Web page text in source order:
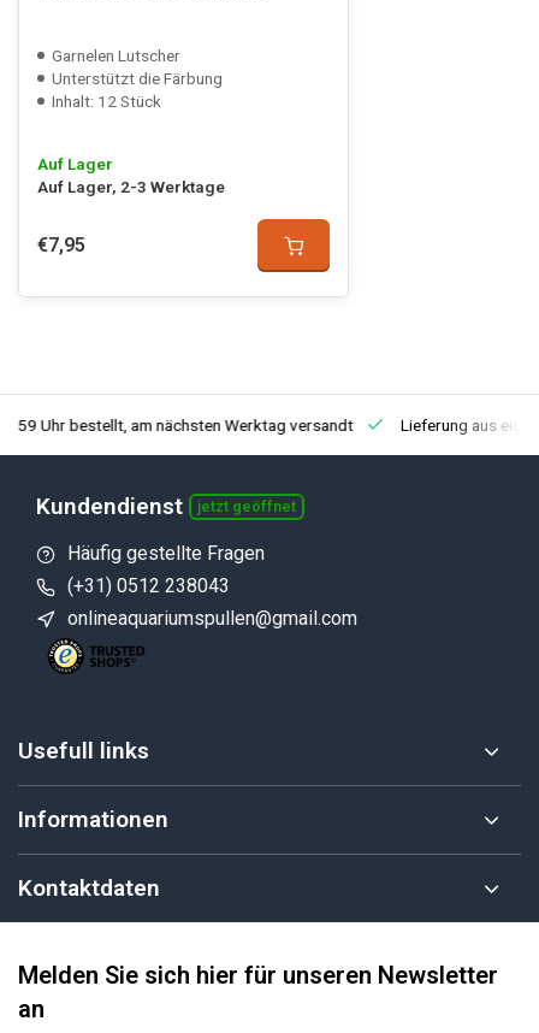
Garnelen Lutscher
Unterstützt die Färbung
Inhalt: 12 Stück
Auf Lager
Auf Lager, 2-3 Werktage
€7,95
Uhr bestellt, am nächsten Werktag versandt Lieferung aus
Kundendienst jetzt geöffnet
Häufig gestellte Fragen
(+31) 0512 238043
onlineaquariumspullen@gmail.com
Usefull links
Informationen
Kontaktdaten
Melden Sie sich hier für unseren Newsletter
an